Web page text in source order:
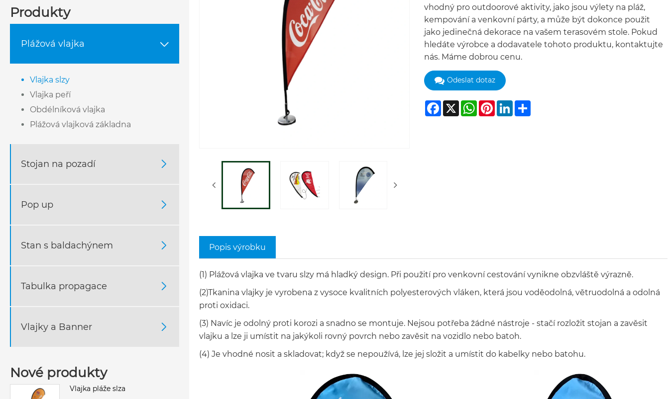
Produkty
Plážová vlajka 
Vlajka slzy
Vlajka peří
Obdélníková vlajka
Plážová vlajková základna
Stojan na pozadí 
Pop up 
Stan s baldachýnem 
Tabulka propagace 
Vlajky a Banner 
Nové produkty
Vlajka pláže slza
vhodný pro outdoorové aktivity, jako jsou výlety na pláž,
kempování a venkovní párty, a může být dokonce použit
jako jedinečná dekorace na vašem terasovém stole. Pokud
hledáte výrobce a dodavatele tohoto produktu, kontaktujte
nás. Máme dobrou cenu.
Odeslat dotaz
Facebook
X WhatsApp
Pinterest
LinkedIn
Share
Popis výrobku
(1) Plážová vlajka ve tvaru slzy má hladký design. Při použití pro venkovní cestování vynikne obzvláště výrazně.
(2)Tkanina vlajky je vyrobena z vysoce kvalitních polyesterových vláken, která jsou voděodolná, větruodolná a odolná
proti oxidaci.
(3) Navíc je odolný proti korozi a snadno se montuje. Nejsou potřeba žádné nástroje - stačí rozložit stojan a zavěsit
vlajku a lze ji umístit na jakýkoli rovný povrch nebo zavěsit na vozidlo nebo batoh.
(4) Je vhodné nosit a skladovat; když se nepoužívá, lze jej složit a umístit do kabelky nebo batohu.